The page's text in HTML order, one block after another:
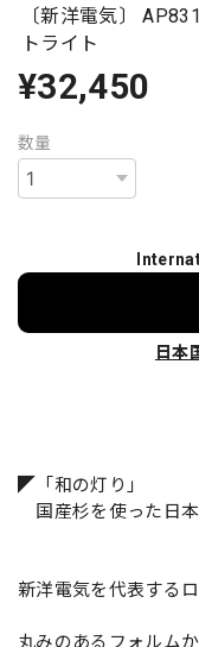
〔新洋電気〕
トライト
¥32,450
数量
日本
◤「和の灯り」
国産杉を使った日
新洋電気を代表する
丸みのあるフォルム